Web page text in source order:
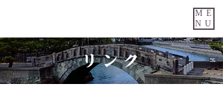
ME
NU
リンク